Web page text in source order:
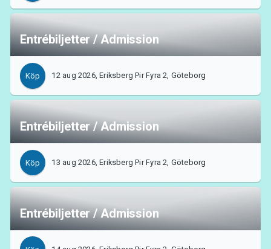
Entrébiljetter / Admission
Köp 12 aug 2026, Eriksberg Pir Fyra 2, Göteborg
Entrébiljetter / Admission
Köp 13 aug 2026, Eriksberg Pir Fyra 2, Göteborg
Entrébiljetter / Admission